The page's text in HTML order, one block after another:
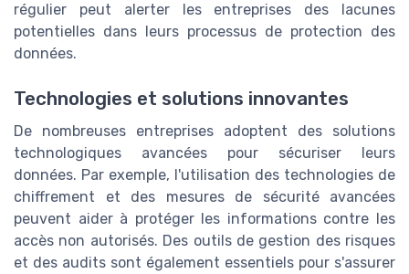
régulier peut alerter les entreprises des lacunes
potentielles dans leurs processus de protection des
données.
Technologies et solutions innovantes
De nombreuses entreprises adoptent des solutions
technologiques avancées pour sécuriser leurs
données. Par exemple, l'utilisation des technologies de
chiffrement et des mesures de sécurité avancées
peuvent aider à protéger les informations contre les
accès non autorisés. Des outils de gestion des risques
et des audits sont également essentiels pour s'assurer